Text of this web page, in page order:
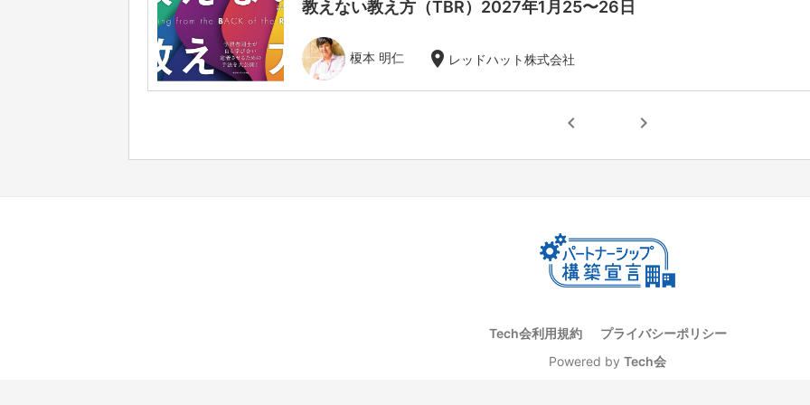
教えない教え方（TBR）2027年1月25〜26日
榎本 明仁 location_on レッドハット株式会社
chevron_left chevron_right
Tech会利用規約
プライバシーポリシー
Powered by Tech会